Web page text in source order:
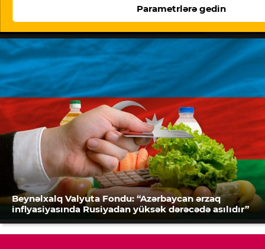
Parametrlərə gedin
“Meydan TV işi”: “Burada mühakimə olunan
Azərbaycan cəmiyyətinin vicdanıdır”
Beynəlxalq Valyuta Fondu: “Azərbaycan ərzaq
inflyasiyasında Rusiyadan yüksək dərəcədə asılıdır”